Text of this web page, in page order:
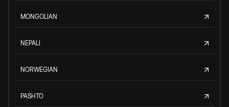
MONGOLIAN
NEPALI
NORWEGIAN
PASHTO